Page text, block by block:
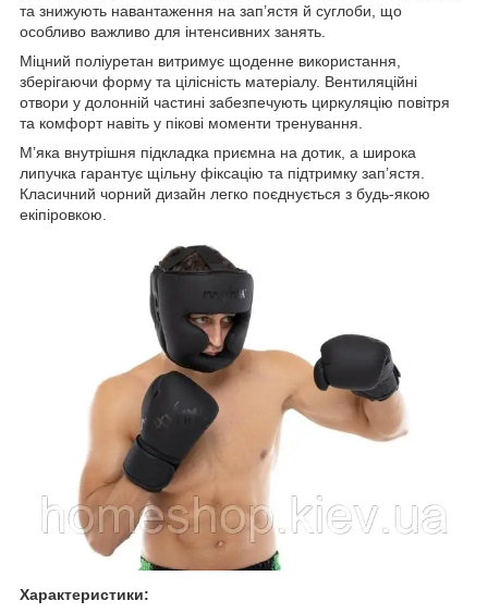
та знижують навантаження на зап’ястя й суглоби, що
особливо важливо для інтенсивних занять.
Міцний поліуретан витримує щоденне використання,
зберігаючи форму та цілісність матеріалу. Вентиляційні
отвори у долонній частині забезпечують циркуляцію повітря
та комфорт навіть у пікові моменти тренування.
М’яка внутрішня підкладка приємна на дотик, а широка
липучка гарантує щільну фіксацію та підтримку зап’ястя.
Класичний чорний дизайн легко поєднується з будь-якою
екіпіровкою.
Характеристики: